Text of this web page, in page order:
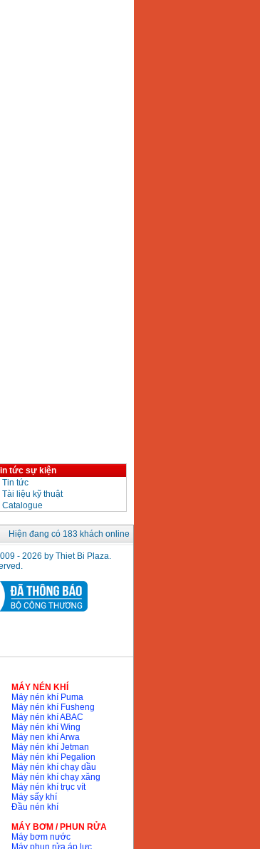
tức sự kiện
Tin tức
Tài liệu kỹ thuật
Catalogue
Hiện đang có 183 khách online
- 2026 by Thiet Bi Plaza.
MÁY NÉN KHÍ
Máy nén khí Puma
Máy nén khí Fusheng
Máy nén khí ABAC
Máy nén khí Wing
Máy nen khí Arwa
Máy nén khí Jetman
Máy nén khí Pegalion
Máy nén khí chạy dầu
Máy nén khí chạy xăng
Máy nén khí trục vít
Máy sấy khí
Đầu nén khí
MÁY BƠM / PHUN RỬA
Máy bơm nước